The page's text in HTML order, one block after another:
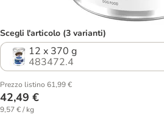
Scegli l'articolo (3 varianti)
12 x 370 g
483472.4
Prezzo listino 61,99 €
42,49 €
9,57 € / kg